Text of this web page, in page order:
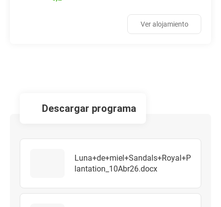
Ver alojamiento
descargar programa
Luna+de+miel+Sandals+Royal+P
lantation_10Abr26.docx